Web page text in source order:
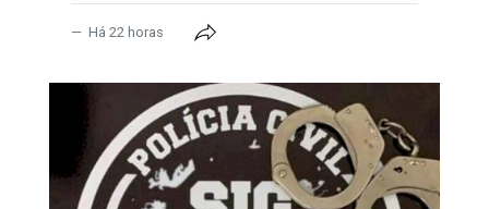
Há 22 horas